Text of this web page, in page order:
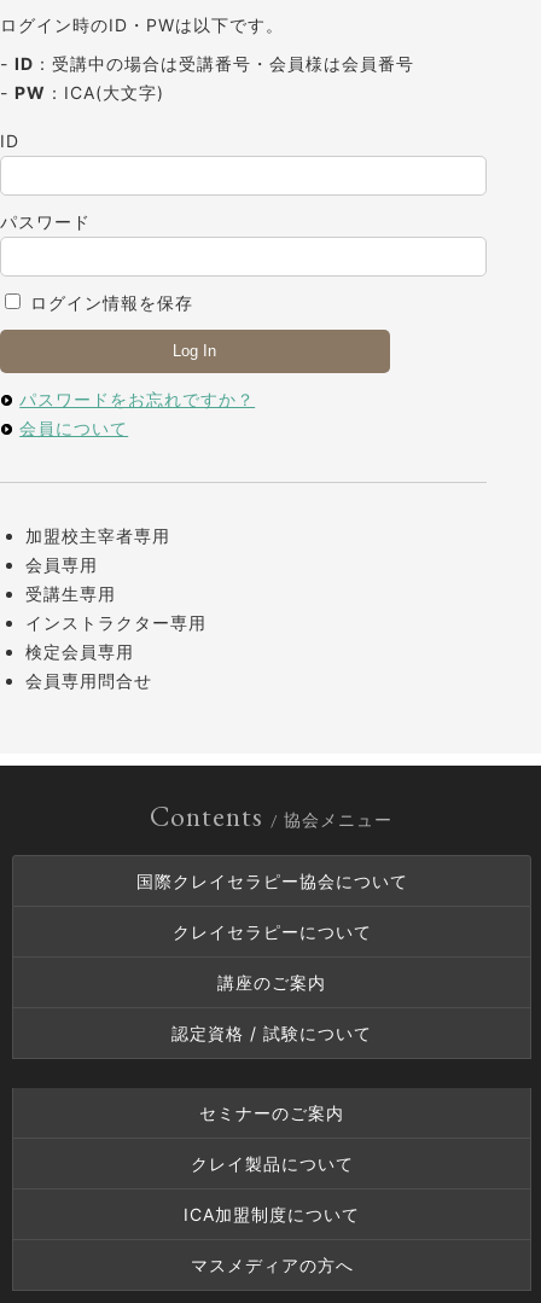
ログイン時のID・PWは以下です。
- ID ：受講中の場合は受講番号・会員様は会員番号
- PW ：ICA(大文字)
ID
パスワード
ログイン情報を保存
パスワードをお忘れですか？
会員について
加盟校主宰者専用
会員専用
受講生専用
インストラクター専用
検定会員専用
会員専用問合せ
Contents / 協会メニュー
国際クレイセラピー協会について
クレイセラピーについて
講座のご案内
認定資格 / 試験について
セミナーのご案内
クレイ製品について
ICA加盟制度について
マスメディアの方へ